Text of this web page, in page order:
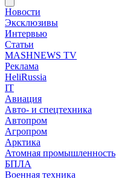
Новости
Эксклюзивы
Интервью
Статьи
MASHNEWS TV
Реклама
HeliRussia
IT
Авиация
Авто- и спецтехника
Автопром
Агропром
Арктика
Атомная промышленность
БПЛА
Военная техника